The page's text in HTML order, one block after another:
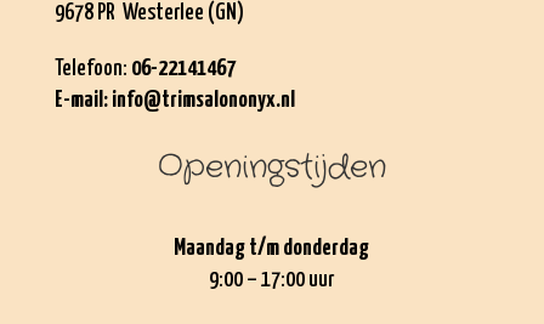
9678 PR Westerlee (GN)
Telefoon: 06-22141467
E-mail: info@trimsalononyx.nl
Openingstijden
Maandag t/m donderdag
9:00 – 17:00 uur